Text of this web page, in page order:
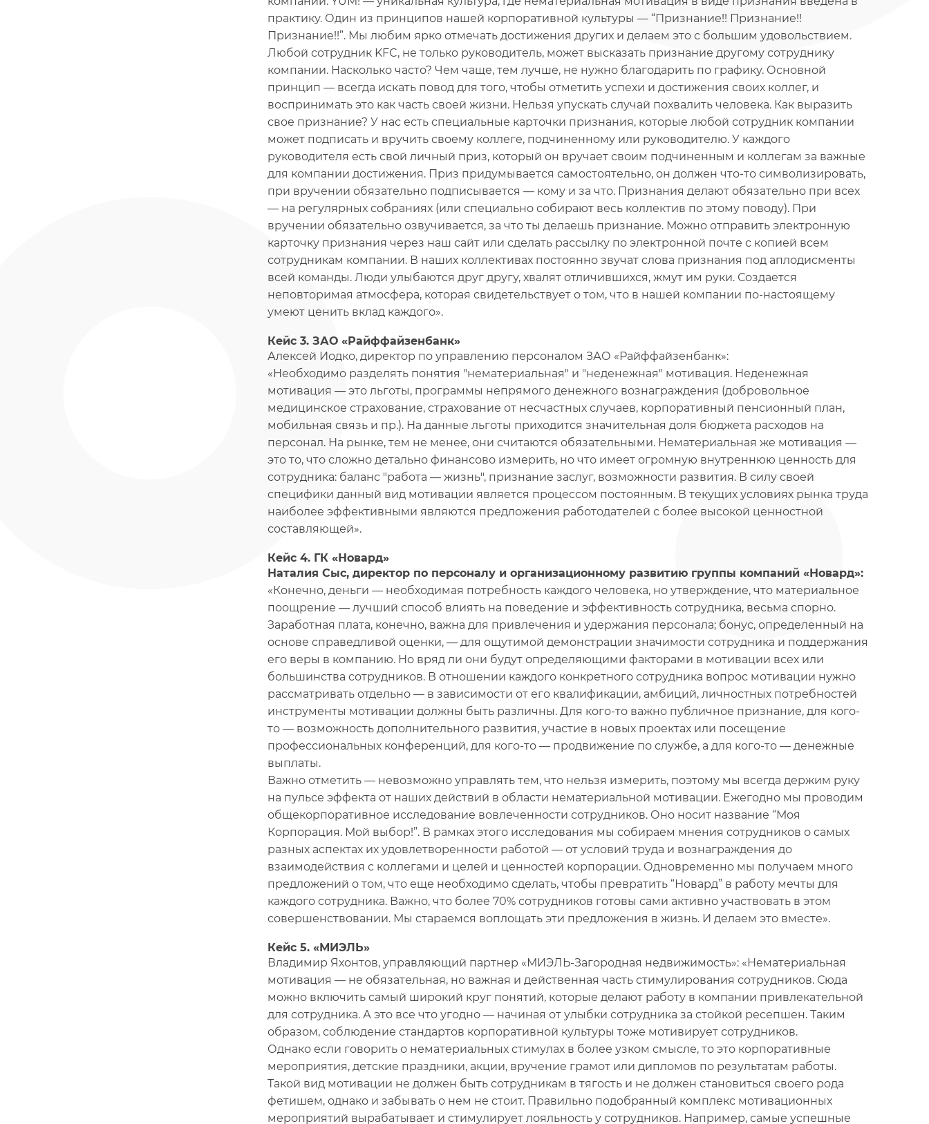
практику. Один из принципов нашей корпоративной культуры — “Признание!! Признание!!
Признание!!”. Мы любим ярко отмечать достижения других и делаем это с большим удовольствием.
Любой сотрудник KFC, не только руководитель, может высказать признание другому сотруднику
компании. Насколько часто? Чем чаще, тем лучше, не нужно благодарить по графику. Основной
принцип — всегда искать повод для того, чтобы отметить успехи и достижения своих коллег, и
воспринимать это как часть своей жизни. Нельзя упускать случай похвалить человека. Как выразить
свое признание? У нас есть специальные карточки признания, которые любой сотрудник компании
может подписать и вручить своему коллеге, подчиненному или руководителю. У каждого
руководителя есть свой личный приз, который он вручает своим подчиненным и коллегам за важные
для компании достижения. Приз придумывается самостоятельно, он должен что-то символизировать,
при вручении обязательно подписывается — кому и за что. Признания делают обязательно при всех
— на регулярных собраниях (или специально собирают весь коллектив по этому поводу). При
вручении обязательно озвучивается, за что ты делаешь признание. Можно отправить электронную
карточку признания через наш сайт или сделать рассылку по электронной почте с копией всем
сотрудникам компании. В наших коллективах постоянно звучат слова признания под аплодисменты
всей команды. Люди улыбаются друг другу, хвалят отличившихся, жмут им руки. Создается
неповторимая атмосфера, которая свидетельствует о том, что в нашей компании по-настоящему
умеют ценить вклад каждого».
Кейс 3. ЗАО «Райффайзенбанк»
Алексей Иодко, директор по управлению персоналом ЗАО «Райффайзенбанк»:
«Необходимо разделять понятия "нематериальная" и "неденежная" мотивация. Неденежная
мотивация — это льготы, программы непрямого денежного вознаграждения (добровольное
медицинское страхование, страхование от несчастных случаев, корпоративный пенсионный план,
мобильная связь и пр.). На данные льготы приходится значительная доля бюджета расходов на
персонал. На рынке, тем не менее, они считаются обязательными. Нематериальная же мотивация —
это то, что сложно детально финансово измерить, но что имеет огромную внутреннюю ценность для
сотрудника: баланс "работа — жизнь", признание заслуг, возможности развития. В силу своей
специфики данный вид мотивации является процессом постоянным. В текущих условиях рынка труда
наиболее эффективными являются предложения работодателей с более высокой ценностной
составляющей».
Кейс 4. ГК «Новард»
Наталия Сыс, директор по персоналу и организационному развитию группы компаний «Новард»:
«Конечно, деньги — необходимая потребность каждого человека, но утверждение, что материальное
поощрение — лучший способ влиять на поведение и эффективность сотрудника, весьма спорно.
Заработная плата, конечно, важна для привлечения и удержания персонала; бонус, определенный на
основе справедливой оценки, — для ощутимой демонстрации значимости сотрудника и поддержания
его веры в компанию. Но вряд ли они будут определяющими факторами в мотивации всех или
большинства сотрудников. В отношении каждого конкретного сотрудника вопрос мотивации нужно
рассматривать отдельно — в зависимости от его квалификации, амбиций, личностных потребностей
инструменты мотивации должны быть различны. Для кого-то важно публичное признание, для кого-
то — возможность дополнительного развития, участие в новых проектах или посещение
профессиональных конференций, для кого-то — продвижение по службе, а для кого-то — денежные
выплаты.
Важно отметить — невозможно управлять тем, что нельзя измерить, поэтому мы всегда держим руку
на пульсе эффекта от наших действий в области нематериальной мотивации. Ежегодно мы проводим
общекорпоративное исследование вовлеченности сотрудников. Оно носит название “Моя
Корпорация. Мой выбор!”. В рамках этого исследования мы собираем мнения сотрудников о самых
разных аспектах их удовлетворенности работой — от условий труда и вознаграждения до
взаимодействия с коллегами и целей и ценностей корпорации. Одновременно мы получаем много
предложений о том, что еще необходимо сделать, чтобы превратить “Новард” в работу мечты для
каждого сотрудника. Важно, что более 70% сотрудников готовы сами активно участвовать в этом
совершенствовании. Мы стараемся воплощать эти предложения в жизнь. И делаем это вместе».
Кейс 5. «МИЭЛЬ»
Владимир Яхонтов, управляющий партнер «МИЭЛЬ-Загородная недвижимость»: «Нематериальная
мотивация — не обязательная, но важная и действенная часть стимулирования сотрудников. Сюда
можно включить самый широкий круг понятий, которые делают работу в компании привлекательной
для сотрудника. А это все что угодно — начиная от улыбки сотрудника за стойкой ресепшен. Таким
образом, соблюдение стандартов корпоративной культуры тоже мотивирует сотрудников.
Однако если говорить о нематериальных стимулах в более узком смысле, то это корпоративные
мероприятия, детские праздники, акции, вручение грамот или дипломов по результатам работы.
Такой вид мотивации не должен быть сотрудникам в тягость и не должен становиться своего рода
фетишем, однако и забывать о нем не стоит. Правильно подобранный комплекс мотивационных
мероприятий вырабатывает и стимулирует лояльность у сотрудников. Например, самые успешные